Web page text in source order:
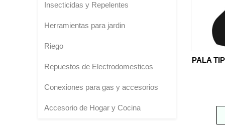
Insecticidas y Repelentes
Herramientas para jardin
Riego
Repuestos de Electrodomesticos
Conexiones para gas y accesorios
Accesorio de Hogar y Cocina
PALA